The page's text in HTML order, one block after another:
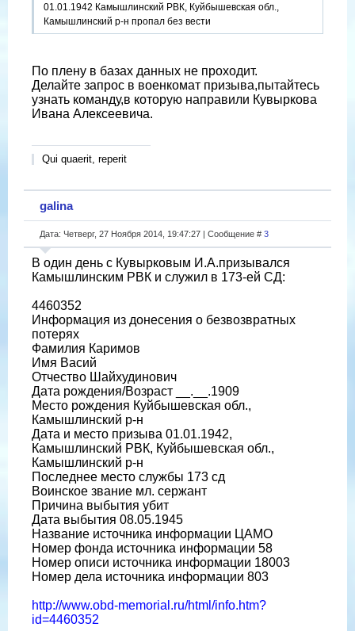
01.01.1942 Камышлинский РВК, Куйбышевская обл.,
Камышлинский р-н пропал без вести
По плену в базах данных не проходит.
Делайте запрос в военкомат призыва,пытайтесь
узнать команду,в которую направили Кувыркова
Ивана Алексеевича.
Qui quaerit, reperit
galina
Дата: Четверг, 27 Ноября 2014, 19:47:27 | Сообщение # 3
В один день с Кувырковым И.А.призывался
Камышлинским РВК и служил в 173-ей СД:
4460352
Информация из донесения о безвозвратных
потерях
Фамилия Каримов
Имя Васий
Отчество Шайхудинович
Дата рождения/Возраст __.__.1909
Место рождения Куйбышевская обл.,
Камышлинский р-н
Дата и место призыва 01.01.1942,
Камышлинский РВК, Куйбышевская обл.,
Камышлинский р-н
Последнее место службы 173 сд
Воинское звание мл. сержант
Причина выбытия убит
Дата выбытия 08.05.1945
Название источника информации ЦАМО
Номер фонда источника информации 58
Номер описи источника информации 18003
Номер дела источника информации 803
http://www.obd-memorial.ru/html/info.htm?
id=4460352